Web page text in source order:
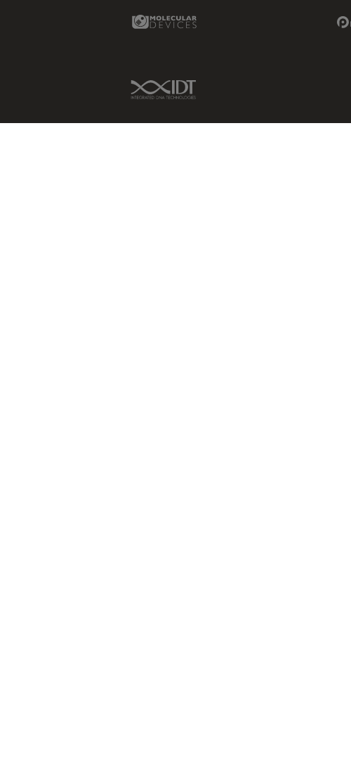
Molecular Devices Link
IDT Link